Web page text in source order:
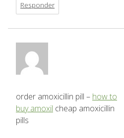
Responder
order amoxicillin pill – how to
buy amoxil cheap amoxicillin
pills